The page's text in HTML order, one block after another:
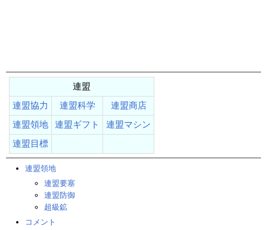
連盟
連盟協力
連盟科学
連盟商店
連盟領地
連盟ギフト
連盟マシン
連盟目標
連盟領地
連盟要塞
連盟防御
超級鉱
コメント